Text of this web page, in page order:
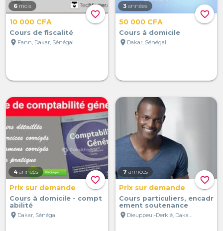
favorite_border
6 mois
10 000 CFA
Cours de fiscalité
location_on Fann, Dakar, Sénégal
favorite_border
3 années
50 000 CFA
Cours à domicile
location_on Dakar, Sénégal
favorite_border
4 années
Prix sur demande
Cours à domicile - compt
abilité
location_on Dakar, Sénégal
favorite_border
7 années
Prix sur demande
Cours particuliers, encadr
ement soutenance
location_on